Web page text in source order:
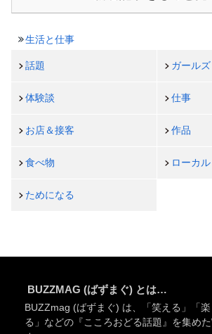
生活と仕事
話題 ガールズ
体験談 仕事
お店＆接客 作品
食べ物 ローカル
ためになる
BUZZMAG (ばずまぐ) とは…
BUZZmag (ばずまぐ) は、「笑える」「
る」などの『こころおどる話題』を集め